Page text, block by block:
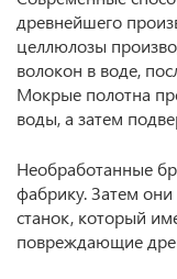
древнейшего
целлюлозы
волокон в воде,
Мокрые полотна
воды, а затем
Необработанные
фабрику. Затем
станок, который
повреждающие